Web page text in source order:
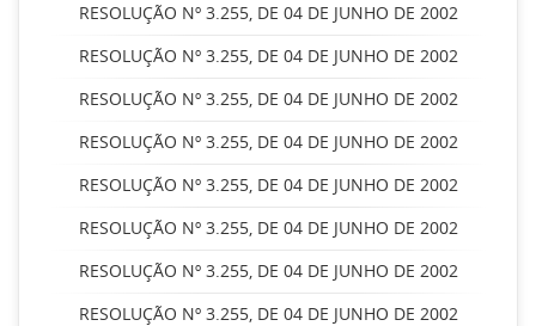
RESOLUÇÃO Nº 3.255, DE 04 DE JUNHO DE 2002
RESOLUÇÃO Nº 3.255, DE 04 DE JUNHO DE 2002
RESOLUÇÃO Nº 3.255, DE 04 DE JUNHO DE 2002
RESOLUÇÃO Nº 3.255, DE 04 DE JUNHO DE 2002
RESOLUÇÃO Nº 3.255, DE 04 DE JUNHO DE 2002
RESOLUÇÃO Nº 3.255, DE 04 DE JUNHO DE 2002
RESOLUÇÃO Nº 3.255, DE 04 DE JUNHO DE 2002
RESOLUÇÃO Nº 3.255, DE 04 DE JUNHO DE 2002